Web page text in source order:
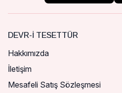
DEVR-I TESETTÜR
Hakkımızda
İletişim
Mesafeli Satış Sözleşmesi